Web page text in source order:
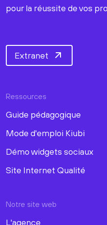
pour la réussite de vos
Extranet
Ressources
Guide pédagogique
Mode d'emploi Kiubi
Démo widgets sociaux
Site Internet Qualité
Notre site web
L'agence